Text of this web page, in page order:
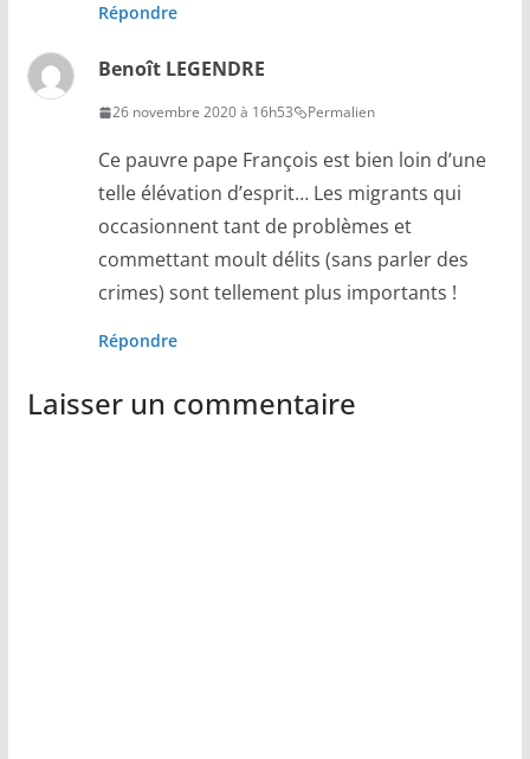
Répondre
Benoît LEGENDRE
26 novembre 2020 à 16h53 Permalien
Ce pauvre pape François est bien loin d’une
telle élévation d’esprit… Les migrants qui
occasionnent tant de problèmes et
commettant moult délits (sans parler des
crimes) sont tellement plus importants !
Répondre
Laisser un commentaire